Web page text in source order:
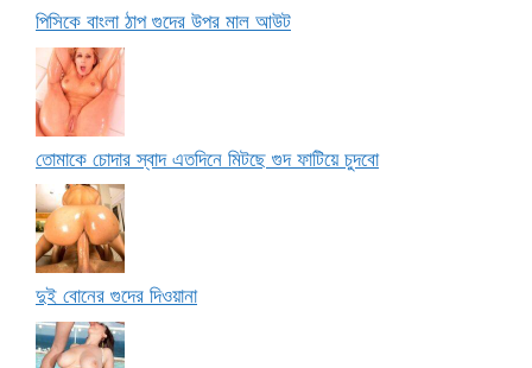
পিসিকে বাংলা ঠাপ গুদের উপর মাল আউট
তোমাকে চোদার স্বাদ এতদিনে মিটছে গুদ ফাটিয়ে চুদবো
দুই বোনের গুদের দিওয়ানা